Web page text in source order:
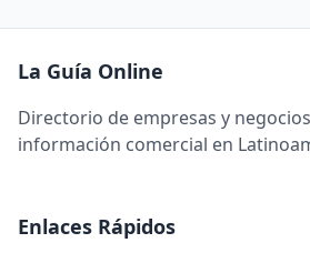
La Guía Online
Directorio de empresas y
información comercial en
Enlaces Rápidos